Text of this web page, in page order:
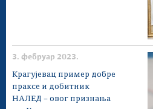
3. фебруар 2023.
Крагујевац пример добре
праксе и добитник
НАЛЕД – овог признања